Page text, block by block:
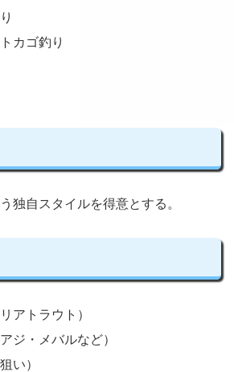
カゴ釣り
独自スタイルを得意とする。
アトラウト）
ジ・メバルなど）
い）